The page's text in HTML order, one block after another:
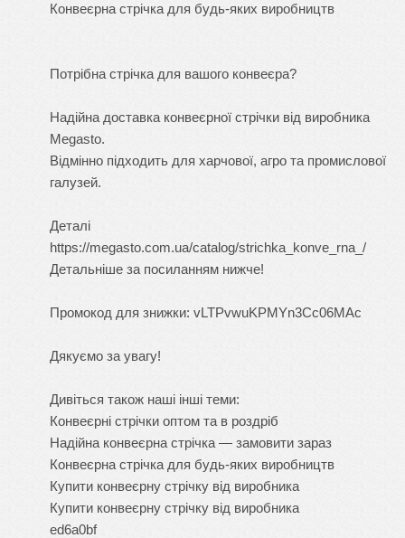
Конвеєрна стрічка для будь-яких виробництв
Потрібна стрічка для вашого конвеєра?
Надійна доставка конвеєрної стрічки від виробника
Megasto.
Відмінно підходить для харчової, агро та промислової
галузей.
Деталі
https://megasto.com.ua/catalog/strichka_konve_rna_/
Детальніше за посиланням нижче!
Промокод для знижки: vLTPvwuKPMYn3Cc06MAc
Дякуємо за увагу!
Дивіться також наші інші теми:
Конвеєрні стрічки оптом та в роздріб
Надійна конвеєрна стрічка — замовити зараз
Конвеєрна стрічка для будь-яких виробництв
Купити конвеєрну стрічку від виробника
Купити конвеєрну стрічку від виробника
ed6a0bf